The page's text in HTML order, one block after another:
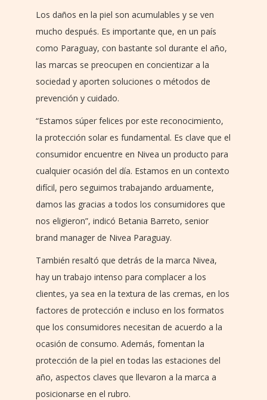
Los daños en la piel son acumulables y se ven
mucho después. Es importante que, en un país
como Paraguay, con bastante sol durante el año,
las marcas se preocupen en concientizar a la
sociedad y aporten soluciones o métodos de
prevención y cuidado.
“Estamos súper felices por este reconocimiento,
la protección solar es fundamental. Es clave que el
consumidor encuentre en Nivea un producto para
cualquier ocasión del día. Estamos en un contexto
difícil, pero seguimos trabajando arduamente,
damos las gracias a todos los consumidores que
nos eligieron”, indicó Betania Barreto, senior
brand manager de Nivea Paraguay.
También resaltó que detrás de la marca Nivea,
hay un trabajo intenso para complacer a los
clientes, ya sea en la textura de las cremas, en los
factores de protección e incluso en los formatos
que los consumidores necesitan de acuerdo a la
ocasión de consumo. Además, fomentan la
protección de la piel en todas las estaciones del
año, aspectos claves que llevaron a la marca a
posicionarse en el rubro.